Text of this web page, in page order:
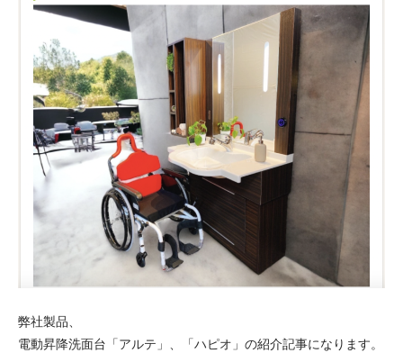
弊社製品、
電動昇降洗面台「アルテ」、「ハピオ」の紹介記事になります。